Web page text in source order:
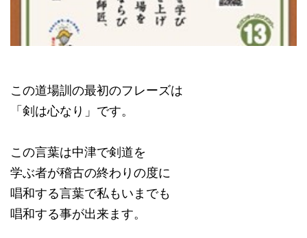
この道場訓の最初のフレーズは
「剣は心なり」です。
この言葉は中津で剣道を
学ぶ者が稽古の終わりの度に
唱和する言葉で私もいまでも
唱和する事が出来ます。